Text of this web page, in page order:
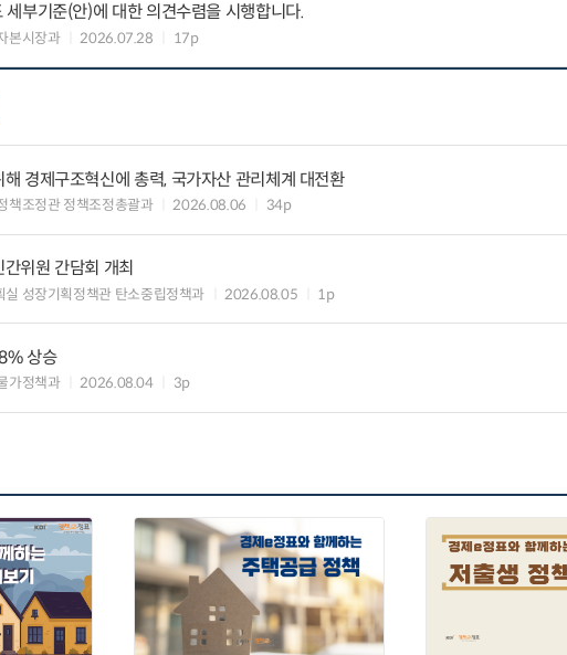
세부기준(안)에 대한 의견수렴을 시행합니다.
본시장과 2026.07.28 17p
경제구조혁신에 총력, 국가자산 관리체계 대전환
책조정관 정책조정총괄과 2026.08.06 34p
위원 간담회 개최
실 성장기획정책관 탄소중립정책과 2026.08.05 1p
상승
가정책과 2026.08.04 3p